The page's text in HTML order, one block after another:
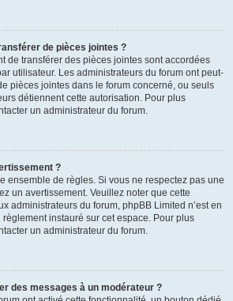
de pièces jointes ?
de transférer des pièces jointes sont accordées
utilisateur. Les administrateurs du forum ont peut-
pièces jointes dans le forum concerné, ou seuls
détiennent cette autorisation. Pour plus
un administrateur du forum.
?
ensemble de règles. Si vous ne respectez pas une
un avertissement. Veuillez noter que cette
administrateurs du forum, phpBB Limited n’est en
instauré sur cet espace. Pour plus
un administrateur du forum.
des messages à un modérateur ?